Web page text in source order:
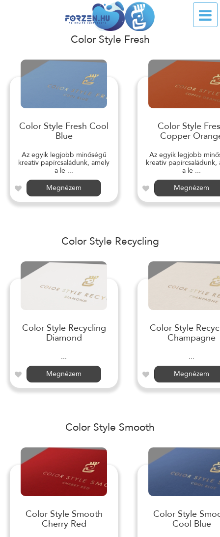
Color Style Fresh
Color Style Fresh Cool
Blue
Az egyik legjobb minőségű
kreatív papírcsaládunk, amely
a le ...
Megnézem
Color Style
Copper
Az egyik legjobb
kreatív papírcsaládunk,
a le ...
Megnézem
Color Style Recycling
Color Style Recycling
Diamond
...
Megnézem
Color Style
Champagne
...
Megnézem
Color Style Smooth
Color Style Smooth
Cherry Red
Color Style
Cool Blue